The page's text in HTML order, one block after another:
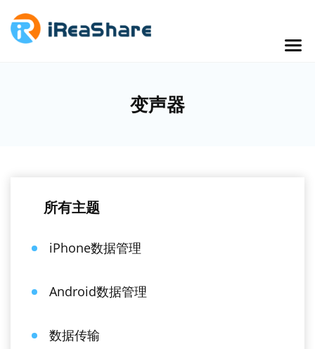
变声器
所有主题
iPhone数据管理
Android数据管理
数据传输